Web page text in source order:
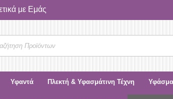
με Εμάς
Υφαντά Πλεκτή & Υφασμάτινη Τέχνη